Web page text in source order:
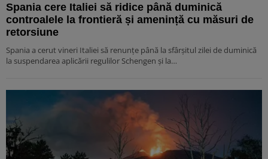
Spania cere Italiei să ridice până duminică
controalele la frontieră și amenință cu măsuri de
retorsiune
Spania a cerut vineri Italiei să renunțe până la sfârșitul zilei de duminică
la suspendarea aplicării regulilor Schengen și la…